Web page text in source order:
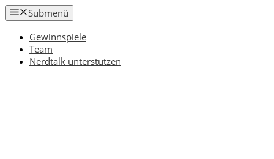
Zum
Inhalt
springen
Submenü
Gewinnspiele
Team
Nerdtalk unterstützen